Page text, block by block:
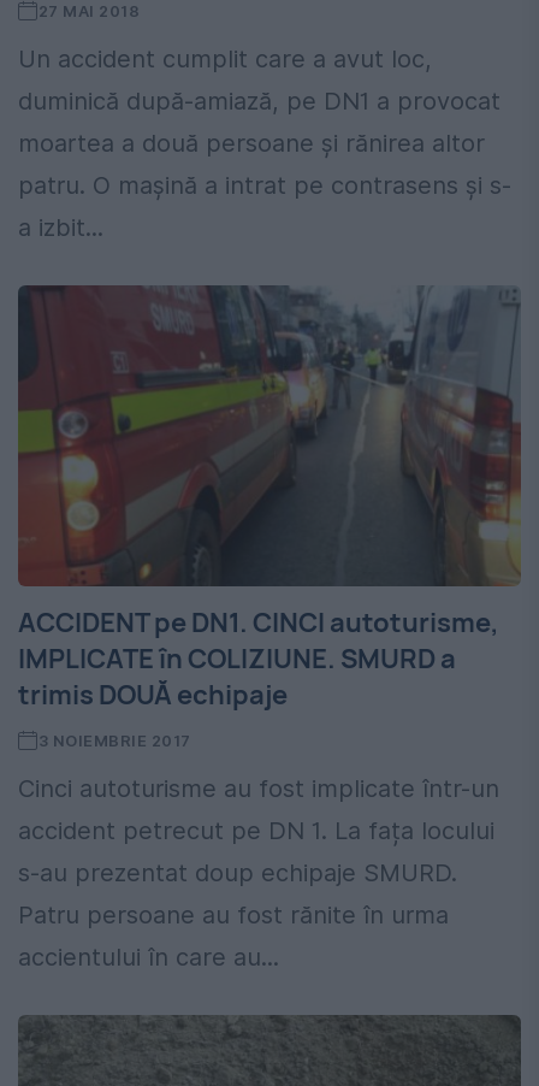
27 MAI 2018
Un accident cumplit care a avut loc,
duminică după-amiază, pe DN1 a provocat
moartea a două persoane și rănirea altor
patru. O mașină a intrat pe contrasens și s-
a izbit...
ACCIDENT pe DN1. CINCI autoturisme,
IMPLICATE în COLIZIUNE. SMURD a
trimis DOUĂ echipaje
3 NOIEMBRIE 2017
Cinci autoturisme au fost implicate într-un
accident petrecut pe DN 1. La fața locului
s-au prezentat doup echipaje SMURD.
Patru persoane au fost rănite în urma
accientului în care au...